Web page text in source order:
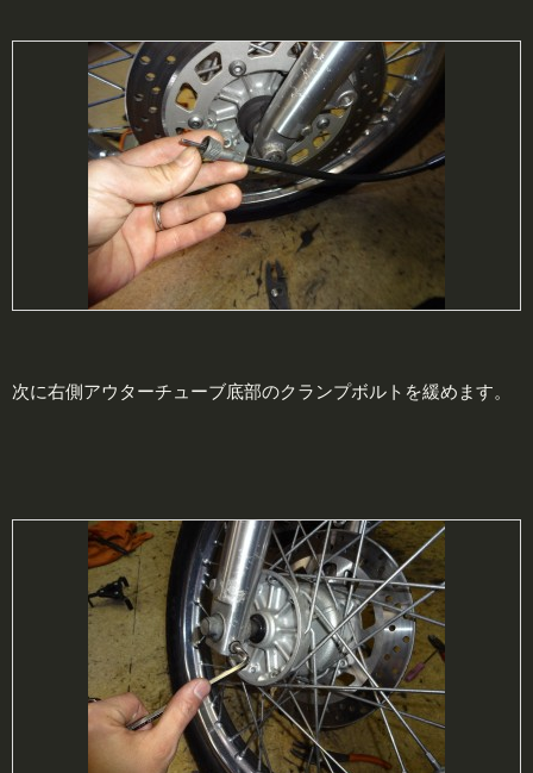
次に右側アウターチューブ底部のクランプボルトを緩めます。